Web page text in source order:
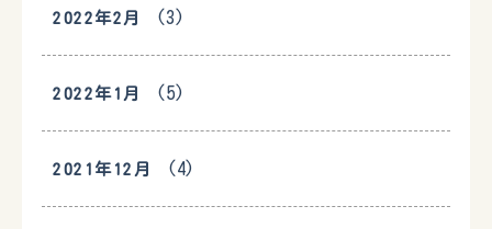
2022年2月 (3)
2022年1月 (5)
2021年12月 (4)